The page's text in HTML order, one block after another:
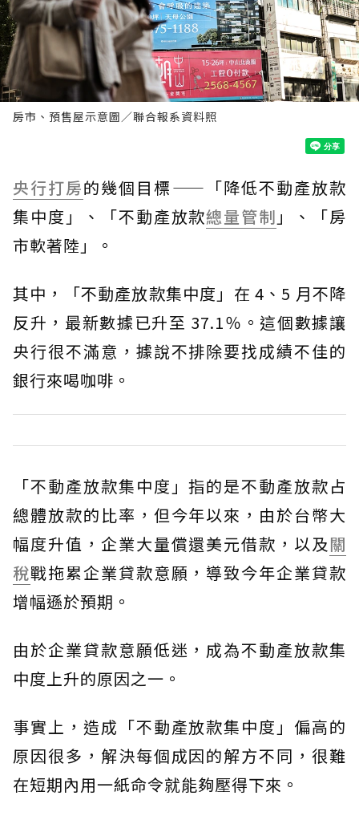
房市、預售屋示意圖／聯合報系資料照
央行打房的幾個目標——「降低不動產放款
集中度」、「不動產放款總量管制 」、「房
市軟著陸」。
其中，「不動產放款集中度」在 4、5 月不降
反升，最新數據已升至 37.1％。這個數據讓
央行很不滿意，據說不排除要找成績不佳的
銀行來喝咖啡。
「不動產放款集中度」指的是不動產放款占
總體放款的比率，但今年以來，由於台幣大
幅度升值，企業大量償還美元借款，以及關
稅戰拖累企業貸款意願，導致今年企業貸款
增幅遜於預期。
由於企業貸款意願低迷，成為不動產放款集
中度上升的原因之一。
事實上，造成「不動產放款集中度」偏高的
原因很多，解決每個成因的解方不同，很難
在短期內用一紙命令就能夠壓得下來。